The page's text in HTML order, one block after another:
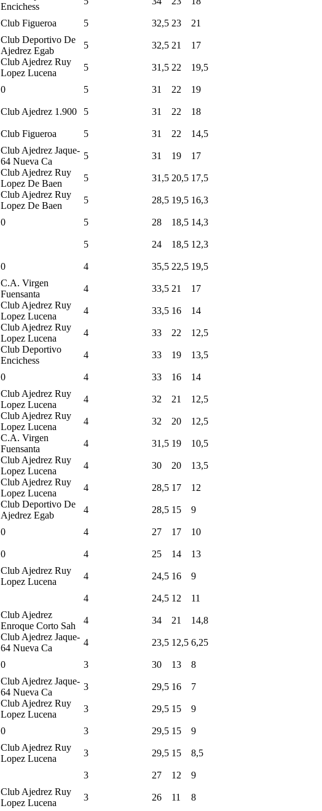
Encichess
Club Figueroa 5 32,5 23 21
Club Deportivo De
Ajedrez Egab
5 32,5 21 17
Club Ajedrez Ruy
Lopez Lucena
5 31,5 22 19,5
0 5 31 22 19
Club Ajedrez 1.900 5 31 22 18
Club Figueroa 5 31 22 14,5
Club Ajedrez Jaque-
64 Nueva Ca
5 31 19 17
Club Ajedrez Ruy
Lopez De Baen
5 31,5 20,5 17,5
Club Ajedrez Ruy
Lopez De Baen
5 28,5 19,5 16,3
0 5 28 18,5 14,3
5 24 18,5 12,3
0 4 35,5 22,5 19,5
C.A. Virgen
Fuensanta
4 33,5 21 17
Club Ajedrez Ruy
Lopez Lucena
4 33,5 16 14
Club Ajedrez Ruy
Lopez Lucena
4 33 22 12,5
Club Deportivo
Encichess
4 33 19 13,5
0 4 33 16 14
Club Ajedrez Ruy
Lopez Lucena
4 32 21 12,5
Club Ajedrez Ruy
Lopez Lucena
4 32 20 12,5
C.A. Virgen
Fuensanta
4 31,5 19 10,5
Club Ajedrez Ruy
Lopez Lucena
4 30 20 13,5
Club Ajedrez Ruy
Lopez Lucena
4 28,5 17 12
Club Deportivo De
Ajedrez Egab
4 28,5 15 9
0 4 27 17 10
0 4 25 14 13
Club Ajedrez Ruy
Lopez Lucena
4 24,5 16 9
4 24,5 12 11
Club Ajedrez
Enroque Corto Sah
4 34 21 14,8
Club Ajedrez Jaque-
64 Nueva Ca
4 23,5 12,5 6,25
0 3 30 13 8
Club Ajedrez Jaque-
64 Nueva Ca
3 29,5 16 7
Club Ajedrez Ruy
Lopez Lucena
3 29,5 15 9
0 3 29,5 15 9
Club Ajedrez Ruy
Lopez Lucena
3 29,5 15 8,5
3 27 12 9
Club Ajedrez Ruy
Lopez Lucena
3 26 11
8